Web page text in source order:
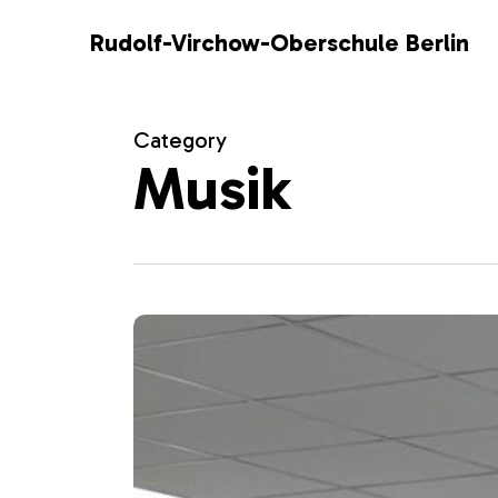
Rudolf-Virchow-Oberschule Berlin
Category
Musik
Musikalische
Talente